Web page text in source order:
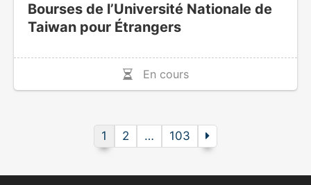
Bourses de l’Université Nationale de
Taiwan pour Étrangers
En cours
1 2 … 103